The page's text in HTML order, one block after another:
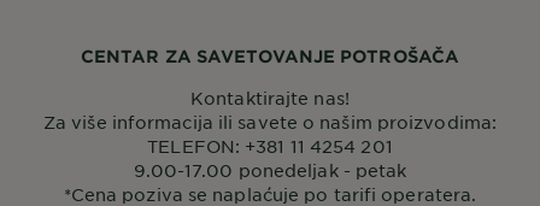
CENTAR ZA SAVETOVANJE POTROŠAČA
Kontaktirajte nas!
Za više informacija ili savete o našim proizvodima:
TELEFON: +381 11 4254 201
9.00-17.00 ponedeljak - petak
*Cena poziva se naplaćuje po tarifi operatera.